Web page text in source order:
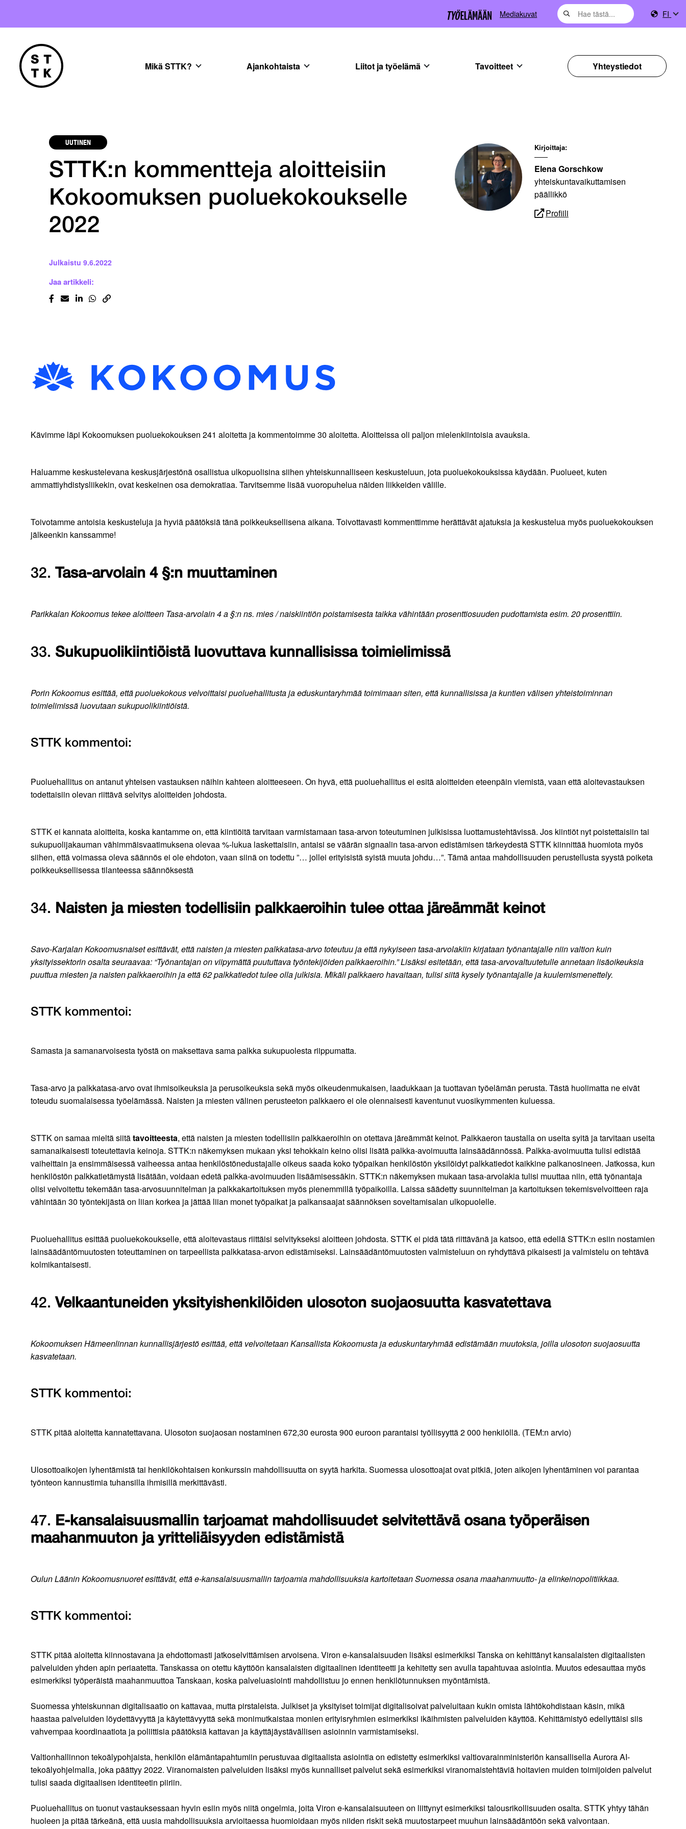
Mediakuvat FI
Mikä STTK? Ajankohtaista Liitot ja työelämä Tavoitteet Yhteystiedot
UUTINEN
STTK:n kommentteja aloitteisiin
Kokoomuksen puoluekokoukselle
2022
Julkaistu 9.6.2022
Kirjoittaja:
Elena Gorschkow
yhteiskuntavaikuttamisen
päällikkö
Profiili
Jaa artikkeli:
Kävimme läpi Kokoomuksen puoluekokouksen 241 aloitetta ja kommentoimme 30 aloitetta. Aloitteissa oli paljon mielenkiintoisia avauksia.
Haluamme keskustelevana keskusjärjestönä osallistua ulkopuolisina siihen yhteiskunnalliseen keskusteluun, jota puoluekokouksissa käydään. Puolueet, kuten
ammattiyhdistysliikekin, ovat keskeinen osa demokratiaa. Tarvitsemme lisää vuoropuhelua näiden liikkeiden välille.
Toivotamme antoisia keskusteluja ja hyviä päätöksiä tänä poikkeuksellisena aikana. Toivottavasti kommenttimme herättävät ajatuksia ja keskustelua myös puoluekokouksen
jälkeenkin kanssamme!
32. Tasa-arvolain 4 §:n muuttaminen
Parikkalan Kokoomus tekee aloitteen Tasa-arvolain 4 a §:n ns. mies / naiskiintiön poistamisesta taikka vähintään prosenttiosuuden pudottamista esim. 20 prosenttiin.
33. Sukupuolikiintiöistä luovuttava kunnallisissa toimielimissä
Porin Kokoomus esittää, että puoluekokous velvoittaisi puoluehallitusta ja eduskuntaryhmää toimimaan siten, että kunnallisissa ja kuntien välisen yhteistoiminnan
toimielimissä luovutaan sukupuolikiintiöistä.
STTK kommentoi:
Puoluehallitus on antanut yhteisen vastauksen näihin kahteen aloitteeseen. On hyvä, että puoluehallitus ei esitä aloitteiden eteenpäin viemistä, vaan että aloitevastauksen
todettaisiin olevan riittävä selvitys aloitteiden johdosta.
STTK ei kannata aloitteita, koska kantamme on, että kiintiöitä tarvitaan varmistamaan tasa-arvon toteutuminen julkisissa luottamustehtävissä. Jos kiintiöt nyt poistettaisiin tai
sukupuolijakauman vähimmäisvaatimuksena olevaa %-lukua laskettaisiin, antaisi se väärän signaalin tasa-arvon edistämisen tärkeydestä STTK kiinnittää huomiota myös
siihen, että voimassa oleva säännös ei ole ehdoton, vaan siinä on todettu ”… jollei erityisistä syistä muuta johdu…”. Tämä antaa mahdollisuuden perustellusta syystä poiketa
poikkeuksellisessa tilanteessa säännöksestä
34. Naisten ja miesten todellisiin palkkaeroihin tulee ottaa järeämmät keinot
Savo-Karjalan Kokoomusnaiset esittävät, että naisten ja miesten palkkatasa-arvo toteutuu ja että nykyiseen tasa-arvolakiin kirjataan työnantajalle niin valtion kuin
yksityissektorin osalta seuraavaa: “Työnantajan on viipymättä puututtava työntekijöiden palkkaeroihin.” Lisäksi esitetään, että tasa-arvovaltuutetulle annetaan lisäoikeuksia
puuttua miesten ja naisten palkkaeroihin ja että 62 palkkatiedot tulee olla julkisia. Mikäli palkkaero havaitaan, tulisi siitä kysely työnantajalle ja kuulemismenettely.
STTK kommentoi:
Samasta ja samanarvoisesta työstä on maksettava sama palkka sukupuolesta riippumatta.
Tasa-arvo ja palkkatasa-arvo ovat ihmisoikeuksia ja perusoikeuksia sekä myös oikeudenmukaisen, laadukkaan ja tuottavan työelämän perusta. Tästä huolimatta ne eivät
toteudu suomalaisessa työelämässä. Naisten ja miesten välinen perusteeton palkkaero ei ole olennaisesti kaventunut vuosikymmenten kuluessa.
STTK on samaa mieltä siitätavoitteesta, että naisten ja miesten todellisiin palkkaeroihin on otettava järeämmät keinot. Palkkaeron taustalla on useita syitä ja tarvitaan useita
samanaikaisesti toteutettavia keinoja. STTK:n näkemyksen mukaan yksi tehokkain keino olisi lisätä palkka-avoimuutta lainsäädännössä. Palkka-avoimuutta tulisi edistää
vaiheittain ja ensimmäisessä vaiheessa antaa henkilöstönedustajalle oikeus saada koko työpaikan henkilöstön yksilöidyt palkkatiedot kaikkine palkanosineen. Jatkossa, kun
henkilöstön palkkatietämystä lisätään, voidaan edetä palkka-avoimuuden lisäämisessäkin. STTK:n näkemyksen mukaan tasa-arvolakia tulisi muuttaa niin, että työnantaja
olisi velvoitettu tekemään tasa-arvosuunnitelman ja palkkakartoituksen myös pienemmillä työpaikoilla. Laissa säädetty suunnitelman ja kartoituksen tekemisvelvoitteen raja
vähintään 30 työntekijästä on liian korkea ja jättää liian monet työpaikat ja palkansaajat säännöksen soveltamisalan ulkopuolelle.
Puoluehallitus esittää puoluekokoukselle, että aloitevastaus riittäisi selvitykseksi aloitteen johdosta. STTK ei pidä tätä riittävänä ja katsoo, että edellä STTK:n esiin nostamien
lainsäädäntömuutosten toteuttaminen on tarpeellista palkkatasa-arvon edistämiseksi. Lainsäädäntömuutosten valmisteluun on ryhdyttävä pikaisesti ja valmistelu on tehtävä
kolmikantaisesti.
42. Velkaantuneiden yksityishenkilöiden ulosoton suojaosuutta kasvatettava
Kokoomuksen Hämeenlinnan kunnallisjärjestö esittää, että velvoitetaan Kansallista Kokoomusta ja eduskuntaryhmää edistämään muutoksia, joilla ulosoton suojaosuutta
kasvatetaan.
STTK kommentoi:
STTK pitää aloitetta kannatettavana. Ulosoton suojaosan nostaminen 672,30 eurosta 900 euroon parantaisi työllisyyttä 2 000 henkilöllä. (TEM:n arvio)
Ulosottoaikojen lyhentämistä tai henkilökohtaisen konkurssin mahdollisuutta on syytä harkita. Suomessa ulosottoajat ovat pitkiä, joten aikojen lyhentäminen voi parantaa
työnteon kannustimia tuhansilla ihmisillä merkittävästi.
47.
E-kansalaisuusmallin tarjoamat mahdollisuudet selvitettävä osana työperäisen
maahanmuuton ja yritteliäisyyden edistämistä
Oulun Läänin Kokoomusnuoret esittävät, että e-kansalaisuusmallin tarjoamia mahdollisuuksia kartoitetaan Suomessa osana maahanmuutto- ja elinkeinopolitiikkaa.
STTK kommentoi:
STTK pitää aloitetta kiinnostavana ja ehdottomasti jatkoselvittämisen arvoisena. Viron e-kansalaisuuden lisäksi esimerkiksi Tanska on kehittänyt kansalaisten digitaalisten
palveluiden yhden apin periaatetta. Tanskassa on otettu käyttöön kansalaisten digitaalinen identiteetti ja kehitetty sen avulla tapahtuvaa asiointia. Muutos edesauttaa myös
esimerkiksi työperäistä maahanmuuttoa Tanskaan, koska palveluasiointi mahdollistuu jo ennen henkilötunnuksen myöntämistä.
Suomessa yhteiskunnan digitalisaatio on kattavaa, mutta pirstaleista. Julkiset ja yksityiset toimijat digitalisoivat palveluitaan kukin omista lähtökohdistaan käsin, mikä
haastaa palveluiden löydettävyyttä ja käytettävyyttä sekä monimutkaistaa monien erityisryhmien esimerkiksi ikäihmisten palveluiden käyttöä. Kehittämistyö edellyttäisi siis
vahvempaa koordinaatiota ja poliittisia päätöksiä kattavan ja käyttäjäystävällisen asioinnin varmistamiseksi.
Valtionhallinnon tekoälypohjaista, henkilön elämäntapahtumiin perustuvaa digitaalista asiointia on edistetty esimerkiksi valtiovarainministeriön kansallisella Aurora AI-
tekoälyohjelmalla, joka päättyy 2022. Viranomaisten palveluiden lisäksi myös kunnalliset palvelut sekä esimerkiksi viranomaistehtäviä hoitavien muiden toimijoiden palvelut
tulisi saada digitaalisen identiteetin piiriin.
Puoluehallitus on tuonut vastauksessaan hyvin esiin myös niitä ongelmia, joita Viron e-kansalaisuuteen on liittynyt esimerkiksi talousrikollisuuden osalta. STTK yhtyy tähän
huoleen ja pitää tärkeänä, että uusia mahdollisuuksia arvioitaessa huomioidaan myös niiden riskit sekä muutostarpeet muuhun lainsäädäntöön sekä valvontaan.